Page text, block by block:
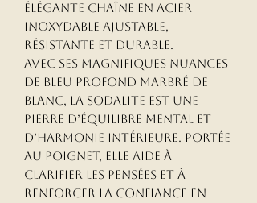
élégante chaîne en acier
inoxydable ajustable,
résistante et durable.
Avec ses magnifiques nuances
de bleu profond marbré de
blanc, la sodalite est une
pierre d’équilibre mental et
d’harmonie intérieure. Portée
au poignet, elle aide à
clarifier les pensées et à
renforcer la confiance en